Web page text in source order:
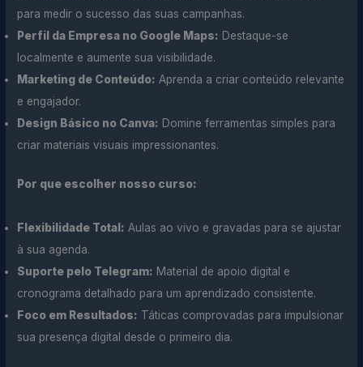
para medir o sucesso das suas campanhas.
Perfil da Empresa no Google Maps: Destaque-se
localmente e aumente sua visibilidade.
Marketing de Conteúdo: Aprenda a criar conteúdo relevante
e engajador.
Design Básico no Canva: Domine ferramentas simples para
criar materiais visuais impressionantes.
Por que escolher nosso curso:
Flexibilidade Total: Aulas ao vivo e gravadas para se ajustar
à sua agenda.
Suporte pelo Telegram: Material de apoio digital e
cronograma detalhado para um aprendizado consistente.
Foco em Resultados: Táticas comprovadas para impulsionar
sua presença digital desde o primeiro dia.